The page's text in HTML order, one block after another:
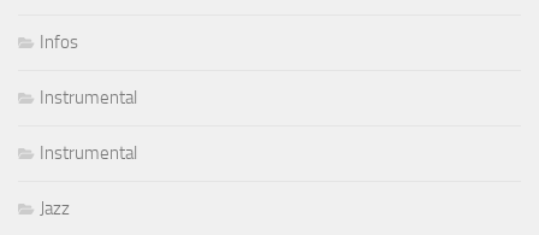
Infos
Instrumental
Instrumental
Jazz